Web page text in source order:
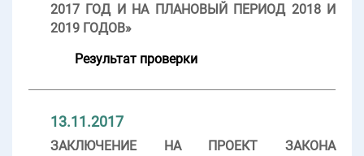
2017 ГОД И НА ПЛАНОВЫЙ ПЕРИОД 2018 И
2019 ГОДОВ»
Результат проверки
13.11.2017
ЗАКЛЮЧЕНИЕ НА ПРОЕКТ ЗАКОНА